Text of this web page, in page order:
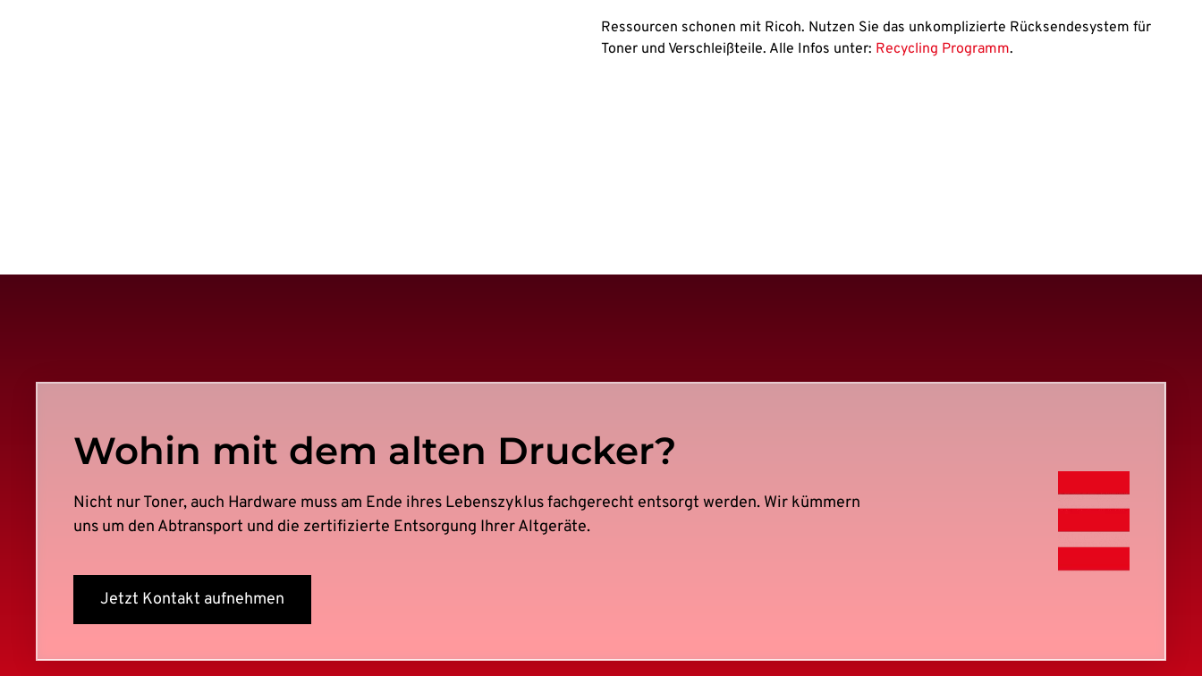
Ressourcen schonen mit Ricoh. Nutzen Sie das unkomplizierte Rücksendesystem für
Toner und Verschleißteile. Alle Infos unter: Recycling Programm.
Wohin mit dem alten Drucker?
Nicht nur Toner, auch Hardware muss am Ende ihres Lebenszyklus fachgerecht entsorgt werden. Wir kümmern
uns um den Abtransport und die zertifizierte Entsorgung Ihrer Altgeräte.
Jetzt Kontakt aufnehmen